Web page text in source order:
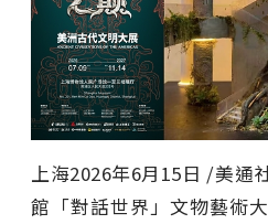
上海2026年6月15日 /美通
館「對話世界」文物藝術